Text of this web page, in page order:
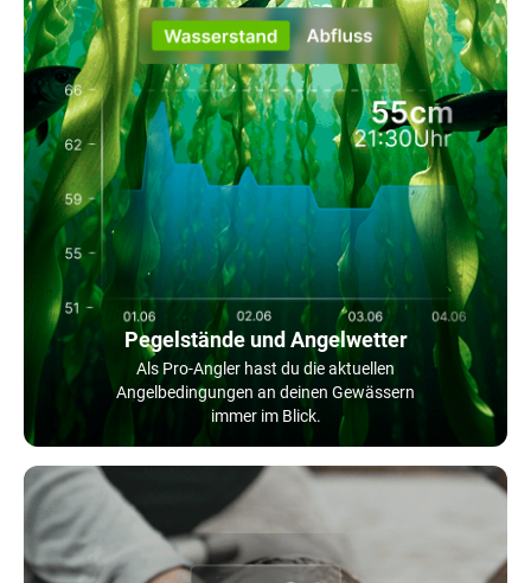
Pegelstände und Angelwetter
Als Pro-Angler hast du die aktuellen
Angelbedingungen an deinen Gewässern
immer im Blick.